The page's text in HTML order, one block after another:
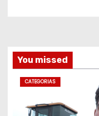
You missed
CATEGORIAS